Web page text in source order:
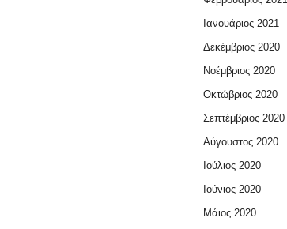
Ιανουάριος 2021
Δεκέμβριος 2020
Νοέμβριος 2020
Οκτώβριος 2020
Σεπτέμβριος 2020
Αύγουστος 2020
Ιούλιος 2020
Ιούνιος 2020
Μάιος 2020